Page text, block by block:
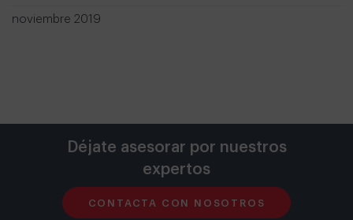
noviembre 2019
Déjate asesorar por nuestros
expertos
CONTACTA CON NOSOTROS